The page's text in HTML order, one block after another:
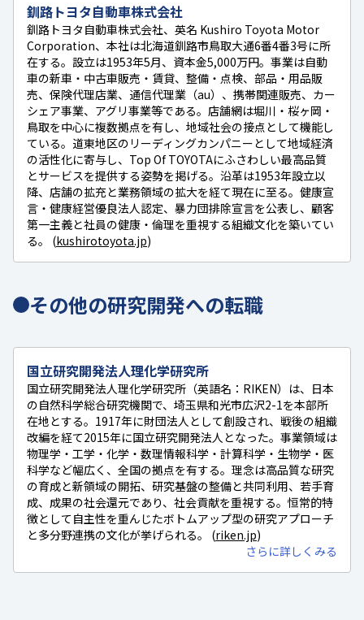
釧路トヨタ自動車株式会社
釧路トヨタ自動車株式会社、英名 Kushiro Toyota Motor
Corporation、本社は北海道釧路市鳥取大通6番4番3号に所
在する。設立は1953年5月、資本金5,000万円。事業は自動
車の新車・中古車販売・賃貸、整備・点検、部品・用品販
売、保険代理店業、通信代理業（au）、携帯関連販売、カー
シェア事業、アグリ事業等である。店舗網は堀川・桜ヶ岡・
鳥取を中心に複数拠点を有し、地域社会の接点として機能し
ている。道東地区のリーディングカンパニーとして地域経済
の活性化に寄与し、Top Of TOYOTAにふさわしい最高品質
とサービスを提供する姿勢を掲げる。沿革は1953年設立以
降、店舗の拡充と業務領域の拡大を経て現在に至る。健康宣
言・健康経営優良法人認定、暴力団排除宣言を公表し、顧客
第一主義と社員の健康・倫理を重視する組織文化を築いてい
る。 (kushirotoyota.jp)
その他の研究開発への転職
国立研究開発法人理化学研究所
国立研究開発法人理化学研究所（英語名：RIKEN）は、日本
の自然科学総合研究機関で、埼玉県和光市広沢2-1を本部所
在地とする。1917年に財団法人として創設され、戦後の組織
改編を経て2015年に国立研究開発法人となった。事業領域は
物理学・工学・化学・数理情報科学・計算科学・生物学・医
科学など幅広く、全国の拠点を有する。理念は高品質な研究
の育成と新領域の開拓、研究基盤の整備と共同利用、若手育
成、成果の社会還元であり、社会貢献を重視する。恒常的特
徴として自主性を重んじたボトムアップ型の研究アプローチ
と多分野連携の文化が挙げられる。 (riken.jp)
さらに詳しくみる